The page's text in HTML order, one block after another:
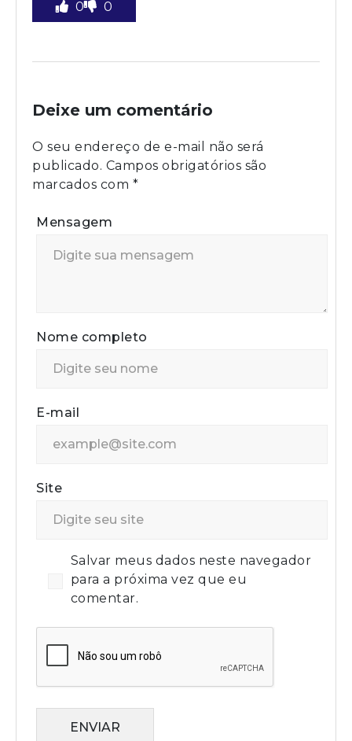
0 0
Deixe um comentário
O seu endereço de e-mail não será
publicado. Campos obrigatórios são
marcados com *
Mensagem
Nome completo
E-mail
Site
Salvar meus dados neste navegador
para a próxima vez que eu
comentar.
ENVIAR